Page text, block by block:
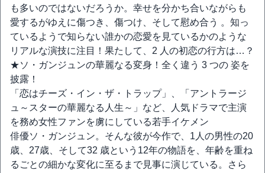
も多いのではないだろうか。幸せを分かち合いながらも
愛するがゆえに傷つき、傷つけ、そして慰め合う 。知っ
ているようで知らない誰かの恋愛を見ているかのような
リアルな演技に注目！果たして、2 人の初恋の行方は…？
★ソ・ガンジュンの華麗なる変身！全く違う 3 つの 姿を
披露！
「恋はチーズ・イン・ザ・トラップ」、「アントラージ
ュ～スターの華麗なる人生～」など、人気ドラマで主演
を務め女性ファンを虜にしている若手イケメン
俳優ソ・ガンジュン。そんな彼が今作で、1人の男性の20
歳、27歳、そして32 歳という12年の物語を、年齢を重ね
るごとの細かな変化に至るまで見事に演じている。さら